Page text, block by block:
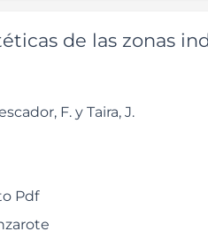
de las zonas
F. y Taira, J.
Pdf